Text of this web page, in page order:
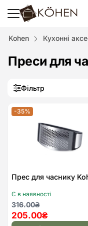
Kohen Кухонні
Преси для
Фільтр
-35%
Прес для часнику
Є в наявності
316.00₴
Оригінальна
ціна:
205.00₴
Поточна
ціна: